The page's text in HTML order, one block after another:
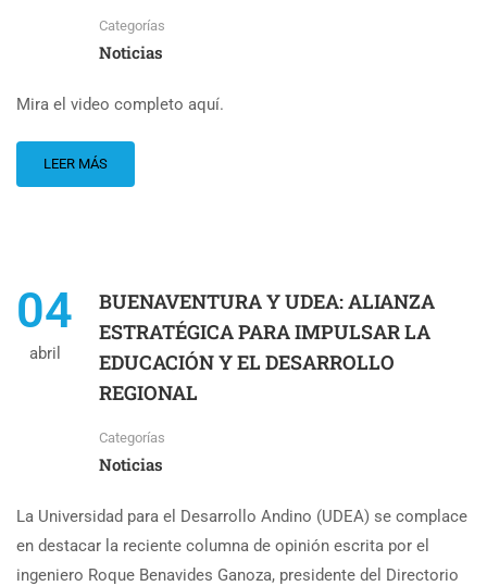
Categorías
Noticias
Mira el video completo aquí.
LEER MÁS
04
abril
BUENAVENTURA Y UDEA: ALIANZA
ESTRATÉGICA PARA IMPULSAR LA
EDUCACIÓN Y EL DESARROLLO
REGIONAL
Categorías
Noticias
La Universidad para el Desarrollo Andino (UDEA) se complace
en destacar la reciente columna de opinión escrita por el
ingeniero Roque Benavides Ganoza, presidente del Directorio